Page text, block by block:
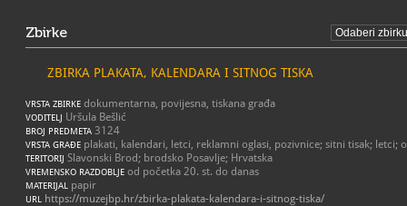
Zbirke
ZBIRKA PLAKATA, KALENDARA I SITNOG TISKA
VRSTA ZBIRKE dokumentarna, povijesna, tiskana građa
VODITELJ Uršula Bešlić
BROJ PREDMETA 3124
VRSTA GRAĐE plakati, kalendari, letci, reklamni oglasi, pozivnice; sitni tisak; letci;
TERITORIJ Slavonski Brod; brodsko Posavlje; Hrvatska
VREMENSKO RAZDOBLJE od početka 20. st. do danas
MATERIJAL papir
URL https://muzejbp.hr/zbirka-plakata-kalendara-i-sitnog-tiska/